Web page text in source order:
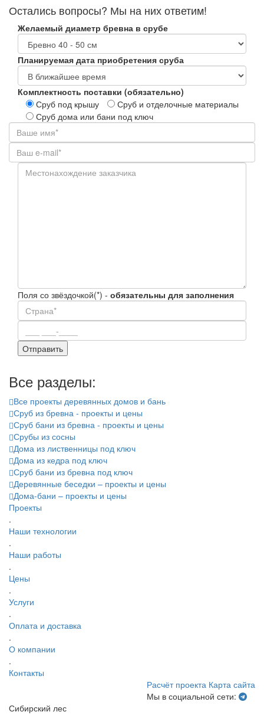
Остались вопросы? Мы на них ответим!
Желаемый диаметр бревна в срубе
Планируемая дата приобретения сруба
Комплектность поставки (обязательно)
Сруб под крышу
Сруб и отделочные материалы
Сруб дома или бани под ключ
Поля со звёздочкой(*) - обязательны для заполнения
Все разделы:
Все проекты деревянных домов и бань
Сруб из бревна - проекты и цены
Сруб бани из бревна - проекты и цены
Срубы из сосны
Дома из лиственницы под ключ
Дома из кедра под ключ
Сруб бани из бревна под ключ
Деревянные беседки – проекты и цены
Дома-бани – проекты и цены
Проекты
.
Наши технологии
.
Наши работы
.
Цены
.
Услуги
.
Оплата и доставка
.
О компании
.
Контакты
Расчёт проекта Карта сайта
Мы в социальной сети:
Сибирский лес